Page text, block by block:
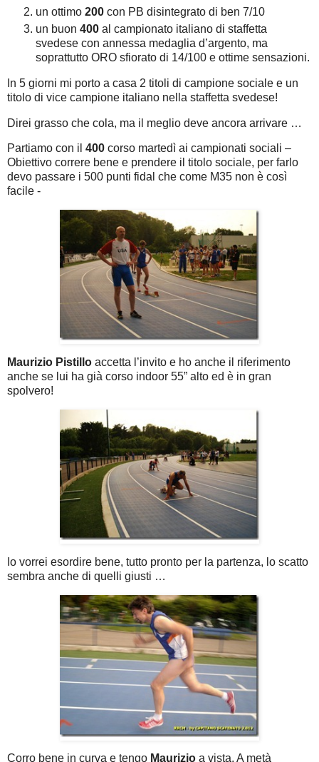
un ottimo 200 con PB disintegrato di ben 7/10
un buon 400 al campionato italiano di staffetta
svedese con annessa medaglia d’argento, ma
soprattutto ORO sfiorato di 14/100 e ottime sensazioni.
In 5 giorni mi porto a casa 2 titoli di campione sociale e un
titolo di vice campione italiano nella staffetta svedese!
Direi grasso che cola, ma il meglio deve ancora arrivare …
Partiamo con il 400 corso martedì ai campionati sociali –
Obiettivo correre bene e prendere il titolo sociale, per farlo
devo passare i 500 punti fidal che come M35 non è così
facile -
Maurizio Pistillo accetta l’invito e ho anche il riferimento
anche se lui ha già corso indoor 55” alto ed è in gran
spolvero!
Io vorrei esordire bene, tutto pronto per la partenza, lo scatto
sembra anche di quelli giusti …
Corro bene in curva e tengo Maurizio a vista. A metà